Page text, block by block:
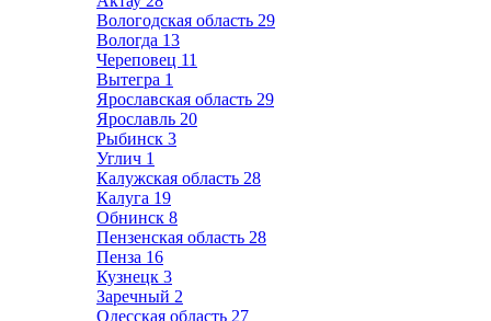
Вологодская область 29
Вологда 13
Череповец 11
Вытегра 1
Ярославская область 29
Ярославль 20
Рыбинск 3
Углич 1
Калужская область 28
Калуга 19
Обнинск 8
Пензенская область 28
Пенза 16
Кузнецк 3
Заречный 2
Одесская область 27